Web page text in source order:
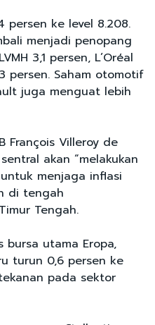
persen ke level 8.208.
menjadi penopang
3,1 persen, L’Oréal
persen. Saham otomotif
juga menguat lebih
François Villeroy de
akan “melakukan
menjaga inflasi
di tengah
Tengah.
bursa utama Eropa,
turun 0,6 persen ke
pada sektor